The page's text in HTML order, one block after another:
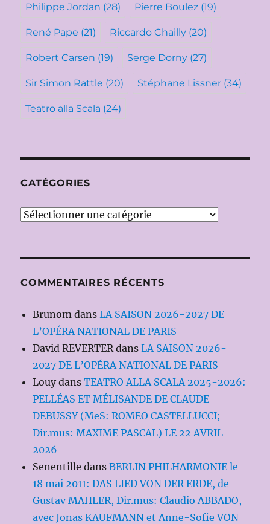
Philippe Jordan (28) Pierre Boulez (19)
René Pape (21) Riccardo Chailly (20)
Robert Carsen (19) Serge Dorny (27)
Sir Simon Rattle (20) Stéphane Lissner (34)
Teatro alla Scala (24)
CATÉGORIES
Catégories
COMMENTAIRES RÉCENTS
Brunom dansLA SAISON 2026-2027 DE
L’OPÉRA NATIONAL DE PARIS
David REVERTER dansLA SAISON 2026-
2027 DE L’OPÉRA NATIONAL DE PARIS
LouydansTEATRO ALLA SCALA 2025-2026:
PELLÉAS ET MÉLISANDE DE CLAUDE
DEBUSSY (MeS: ROMEO CASTELLUCCI;
Dir.mus: MAXIME PASCAL) LE 22 AVRIL
2026
Senentille dansBERLIN PHILHARMONIE le
18 mai 2011: DAS LIED VON DER ERDE, de
Gustav MAHLER, Dir.mus: Claudio ABBADO,
avec Jonas KAUFMANN et Anne-Sofie VON